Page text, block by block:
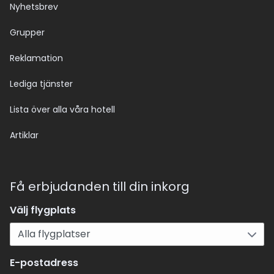
Nyhetsbrev
Grupper
Reklamation
Lediga tjänster
Lista över alla våra hotell
Artiklar
Få erbjudanden till din inkorg
Välj flygplats
E-postadress